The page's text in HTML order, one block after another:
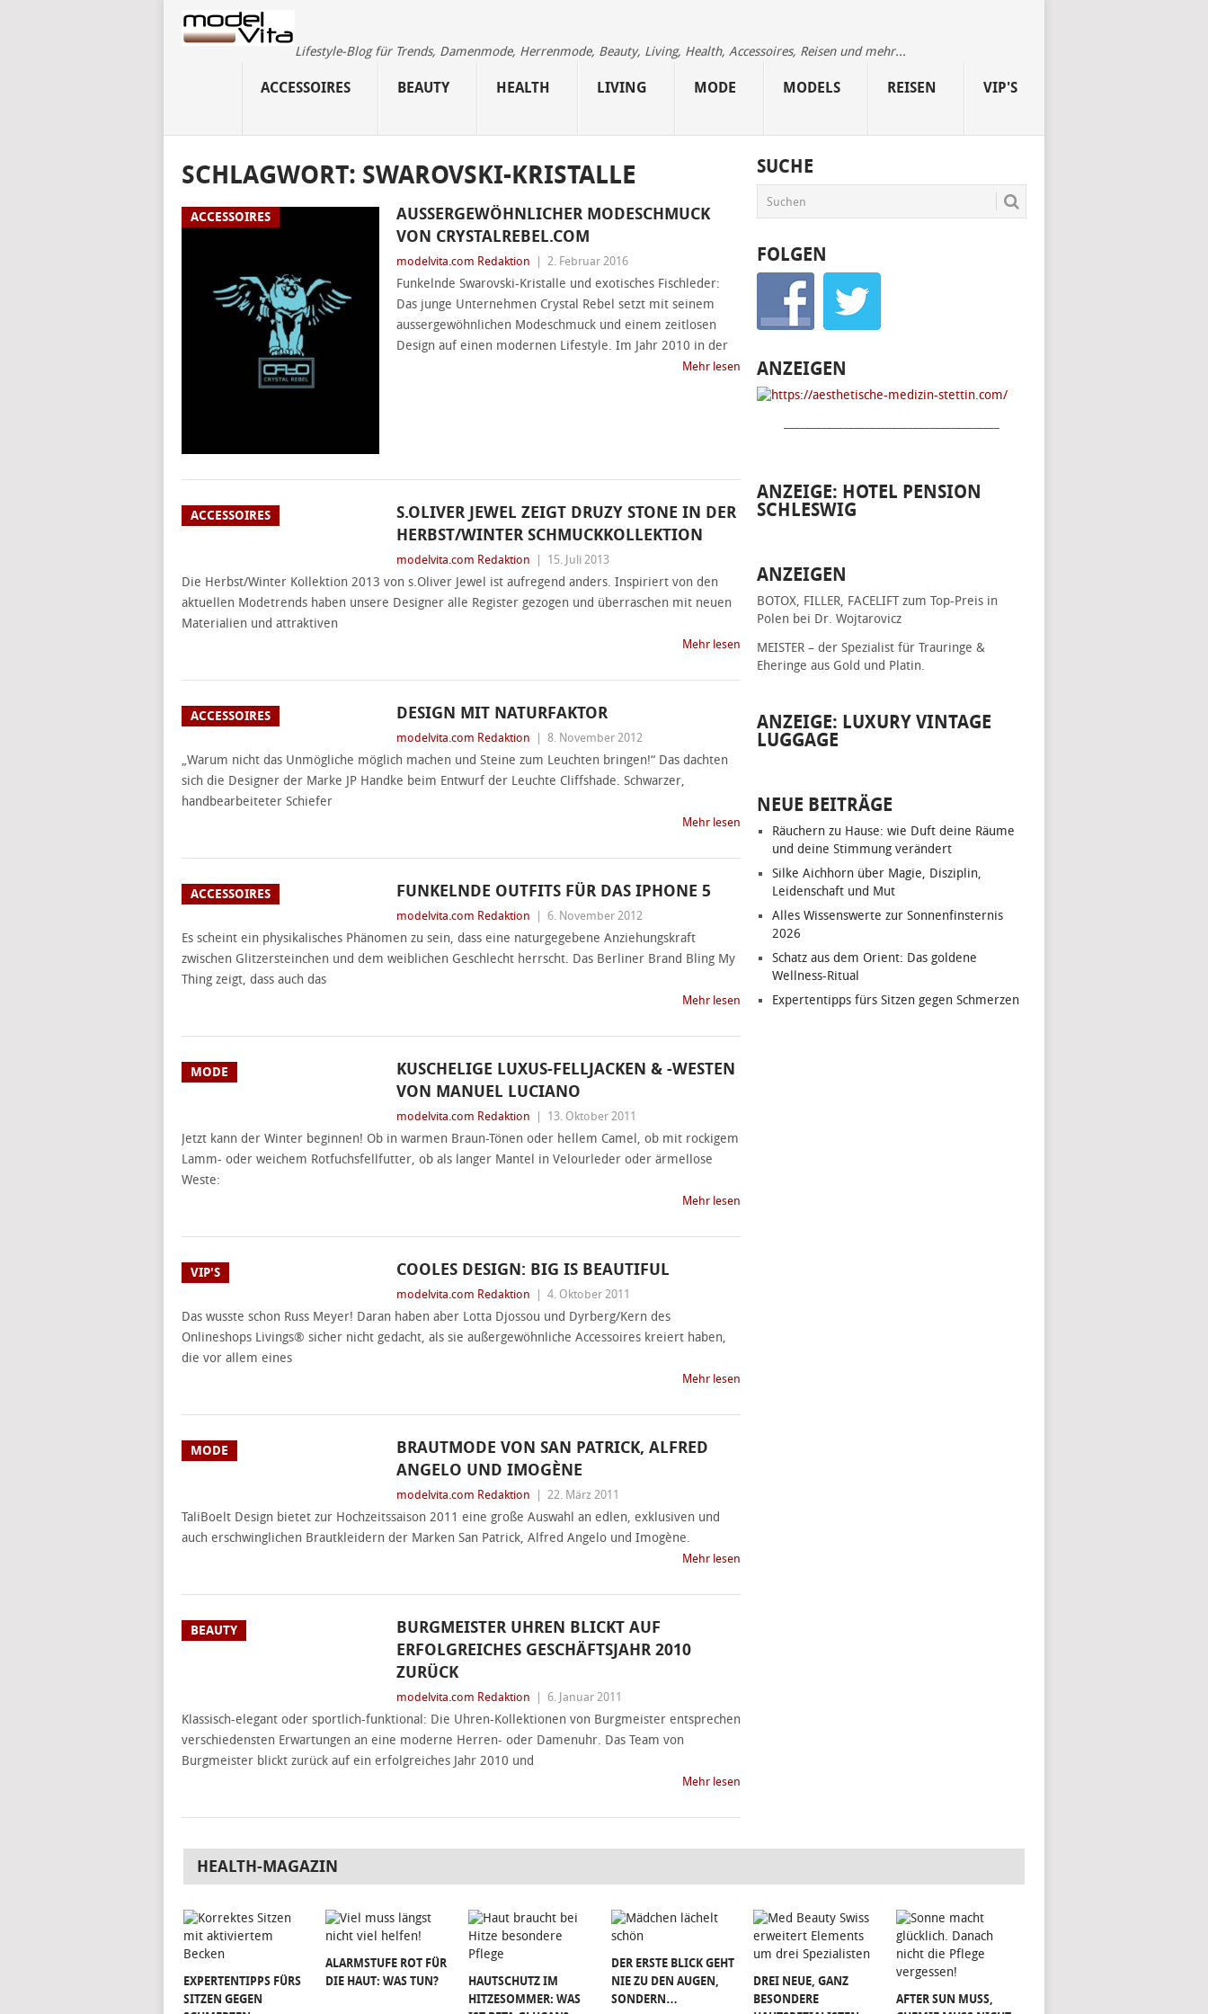
Lifestyle-Blog für Trends, Damenmode, Herrenmode, Beauty, Living, Health, Accessoires, Reisen und mehr...
ACCESSOIRES BEAUTY HEALTH LIVING MODE MODELS REISEN VIP'S
SCHLAGWORT: SWAROVSKI-KRISTALLE
ACCESSOIRES
AUSSERGEWÖHNLICHER MODESCHMUCK
VON CRYSTALREBEL.COM
modelvita.com Redaktion 2. Februar 2016
Funkelnde Swarovski-Kristalle und exotisches Fischleder:
Das junge Unternehmen Crystal Rebel setzt mit seinem
aussergewöhnlichen Modeschmuck und einem zeitlosen
Design auf einen modernen Lifestyle. Im Jahr 2010 in der
Mehr lesen
ACCESSOIRES
S.OLIVER JEWEL ZEIGT DRUZY STONE IN DER
HERBST/WINTER SCHMUCKKOLLEKTION
modelvita.com Redaktion 15. Juli 2013
Die Herbst/Winter Kollektion 2013 von s.Oliver Jewel ist aufregend anders. Inspiriert von den
aktuellen Modetrends haben unsere Designer alle Register gezogen und überraschen mit neuen
Materialien und attraktiven
Mehr lesen
ACCESSOIRES DESIGN MIT NATURFAKTOR
modelvita.com Redaktion 8. November 2012
„Warum nicht das Unmögliche möglich machen und Steine zum Leuchten bringen!“ Das dachten
sich die Designer der Marke JP Handke beim Entwurf der Leuchte Cliffshade. Schwarzer,
handbearbeiteter Schiefer
Mehr lesen
ACCESSOIRES FUNKELNDE OUTFITS FÜR DAS IPHONE 5
modelvita.com Redaktion 6. November 2012
Es scheint ein physikalisches Phänomen zu sein, dass eine naturgegebene Anziehungskraft
zwischen Glitzersteinchen und dem weiblichen Geschlecht herrscht. Das Berliner Brand Bling My
Thing zeigt, dass auch das
Mehr lesen
MODE
KUSCHELIGE LUXUS-FELLJACKEN & -WESTEN
VON MANUEL LUCIANO
modelvita.com Redaktion 13. Oktober 2011
Jetzt kann der Winter beginnen! Ob in warmen Braun-Tönen oder hellem Camel, ob mit rockigem
Lamm- oder weichem Rotfuchsfellfutter, ob als langer Mantel in Velourleder oder ärmellose
Weste:
Mehr lesen
VIP'S COOLES DESIGN: BIG IS BEAUTIFUL
modelvita.com Redaktion 4. Oktober 2011
Das wusste schon Russ Meyer! Daran haben aber Lotta Djossou und Dyrberg/Kern des
Onlineshops Livings® sicher nicht gedacht, als sie außergewöhnliche Accessoires kreiert haben,
die vor allem eines
Mehr lesen
MODE
BRAUTMODE VON SAN PATRICK, ALFRED
ANGELO UND IMOGÈNE
modelvita.com Redaktion 22. März 2011
TaliBoelt Design bietet zur Hochzeitssaison 2011 eine große Auswahl an edlen, exklusiven und
auch erschwinglichen Brautkleidern der Marken San Patrick, Alfred Angelo und Imogène.
Mehr lesen
BEAUTY
BURGMEISTER UHREN BLICKT AUF
ERFOLGREICHES GESCHÄFTSJAHR 2010
ZURÜCK
modelvita.com Redaktion 6. Januar 2011
Klassisch-elegant oder sportlich-funktional: Die Uhren-Kollektionen von Burgmeister entsprechen
verschiedensten Erwartungen an eine moderne Herren- oder Damenuhr. Das Team von
Burgmeister blickt zurück auf ein erfolgreiches Jahr 2010 und
Mehr lesen
SUCHE
FOLGEN
ANZEIGEN
ANZEIGE: HOTEL PENSION
SCHLESWIG
ANZEIGEN
BOTOX, FILLER, FACELIFT zum Top-Preis in
Polen bei Dr. Wojtarovicz
MEISTER – der Spezialist für Trauringe &
Eheringe aus Gold und Platin.
ANZEIGE: LUXURY VINTAGE
LUGGAGE
NEUE BEITRÄGE
Räuchern zu Hause: wie Duft deine Räume
und deine Stimmung verändert
Silke Aichhorn über Magie, Disziplin,
Leidenschaft und Mut
Alles Wissenswerte zur Sonnenfinsternis
2026
Schatz aus dem Orient: Das goldene
Wellness-Ritual
Expertentipps fürs Sitzen gegen Schmerzen
HEALTH-MAGAZIN
EXPERTENTIPPS FÜRS
SITZEN GEGEN
ALARMSTUFE ROT FÜR
DIE HAUT: WAS TUN?
HAUTSCHUTZ IM
HITZESOMMER: WAS
DER ERSTE BLICK GEHT
NIE ZU DEN AUGEN,
SONDERN…
DREI NEUE, GANZ
BESONDERE
AFTER SUN MUSS,